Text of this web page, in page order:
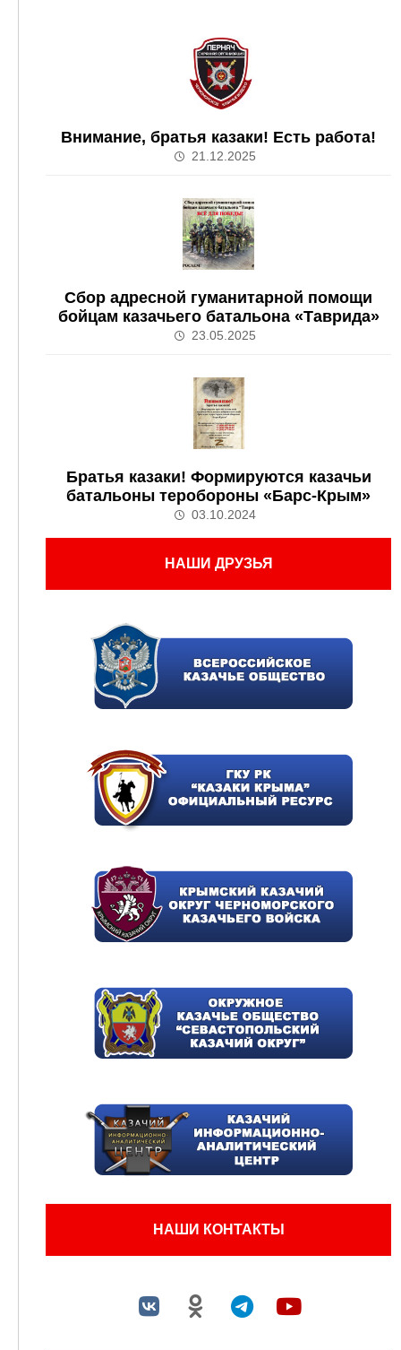
Внимание, братья казаки! Есть работа!
21.12.2025
Сбор адресной гуманитарной помощи
бойцам казачьего батальона «Таврида»
23.05.2025
Братья казаки! Формируются казачьи
батальоны теробороны «Барс-Крым»
03.10.2024
НАШИ ДРУЗЬЯ
НАШИ КОНТАКТЫ